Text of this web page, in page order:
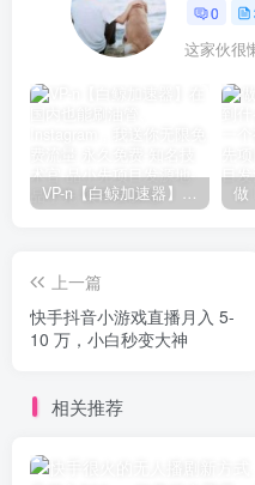
0
这家伙很
VP-n【白鲸加速器】在国内也能刷油管、Instagram，我送你无限免费流量 永久免费-知名技术官-品小先项目发源地
上一篇
快手抖音小游戏直播月入 5-
10 万，小白秒变大神
相关推荐